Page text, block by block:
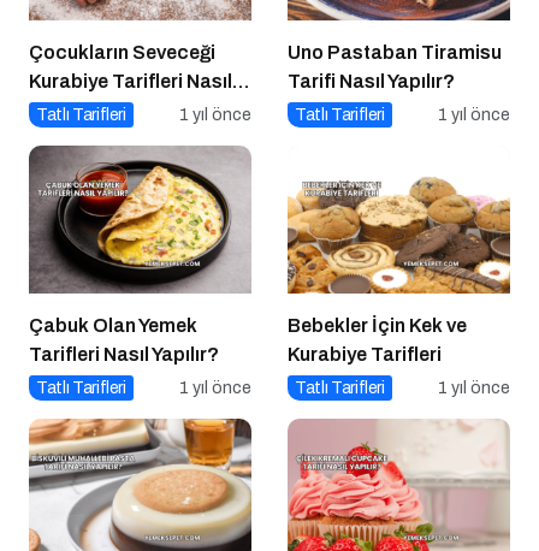
Çocukların Seveceği
Kurabiye Tarifleri Nasıl
Yapılır?
Tatlı Tarifleri 1 yıl önce
Uno Pastaban Tiramisu
Tarifi Nasıl Yapılır?
Tatlı Tarifleri 1 yıl önce
Çabuk Olan Yemek
Tarifleri Nasıl Yapılır?
Tatlı Tarifleri 1 yıl önce
Bebekler İçin Kek ve
Kurabiye Tarifleri
Tatlı Tarifleri 1 yıl önce